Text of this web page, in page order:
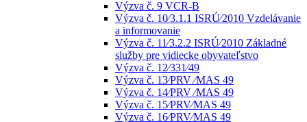
Výzva č. 9 VCR-B
Výzva č. 10⁄3.1.1 ISRÚ⁄2010 Vzdelávanie
a informovanie
Výzva č. 11⁄3.2.2 ISRÚ⁄2010 Základné
služby pre vidiecke obyvateľstvo
Výzva č. 12⁄331⁄49
Výzva č. 13⁄PRV ⁄MAS 49
Výzva č. 14⁄PRV ⁄MAS 49
Výzva č. 15⁄PRV⁄MAS 49
Výzva č. 16⁄PRV⁄MAS 49